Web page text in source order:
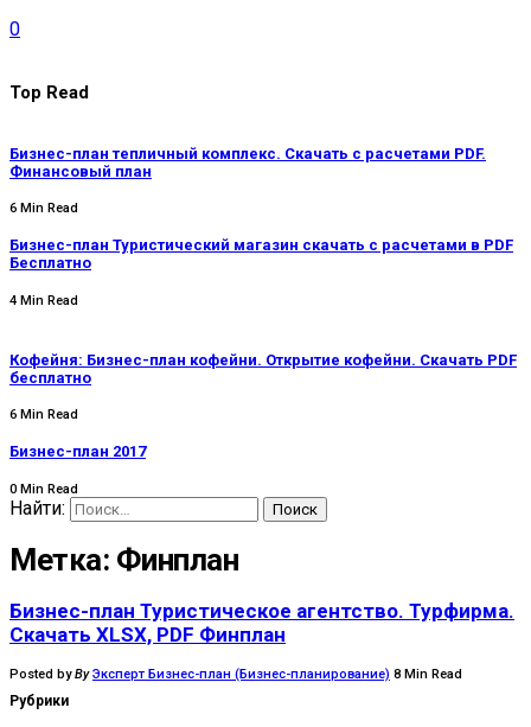
0
Top Read
Бизнес-план тепличный комплекс. Скачать с расчетами PDF.
Финансовый план
6 Min Read
Бизнес-план Туристический магазин скачать с расчетами в PDF
Бесплатно
4 Min Read
Кофейня: Бизнес-план кофейни. Открытие кофейни. Скачать PDF
бесплатно
6 Min Read
Бизнес-план 2017
0 Min Read
Найти:
Метка: Финплан
Бизнес-план Туристическое агентство. Турфирма.
Скачать XLSX, PDF Финплан
Posted by ByЭксперт Бизнес-план (Бизнес-планирование) 8 Min Read
Рубрики